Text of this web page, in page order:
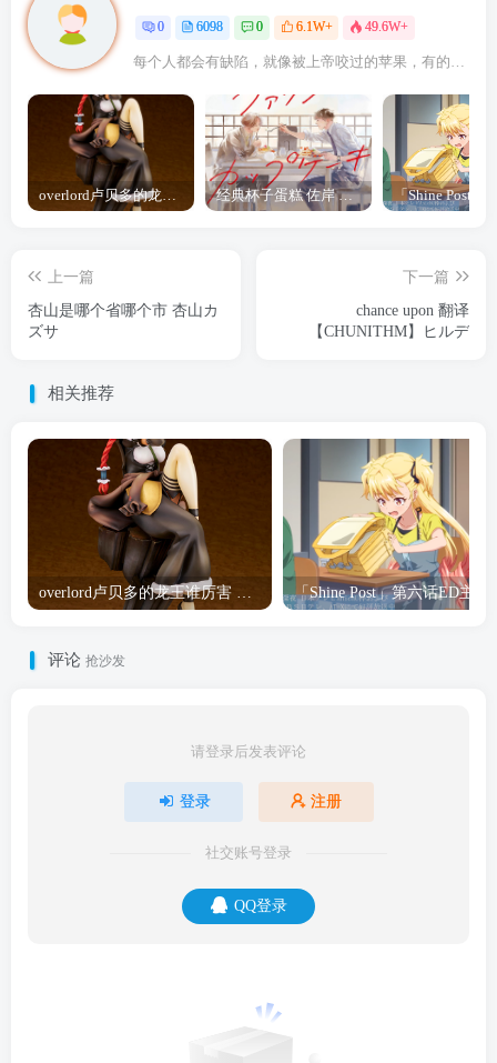
0 6098 0 6.1W+ 49.6W+
每个人都会有缺陷，就像被上帝咬过的苹果，有的人缺陷比较大，正是因为上帝特别喜欢他的芬芳
overlord卢贝多的龙王谁厉害 「Overlord」露普斯蕾琪娜·贝塔手办开订 经典杯子蛋糕 佐岸 漫画「经典杯子蛋糕」宣布真人日剧化
上一篇
杏山是哪个省哪个市 杏山カ
ズサ
下一篇
chance upon 翻译
【CHUNITHM】ヒルデ
相关推荐
overlord卢贝多的龙王谁厉害 「Overlord」露普斯蕾琪娜·贝塔手办开订
评论 抢沙发
请登录后发表评论
登录 注册
社交账号登录
QQ登录